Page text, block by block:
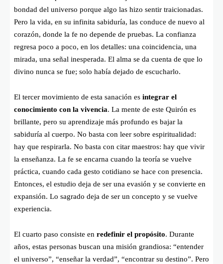
bondad del universo porque algo las hizo sentir traicionadas.
Pero la vida, en su infinita sabiduría, las conduce de nuevo al
corazón, donde la fe no depende de pruebas. La confianza
regresa poco a poco, en los detalles: una coincidencia, una
mirada, una señal inesperada. El alma se da cuenta de que lo
divino nunca se fue; solo había dejado de escucharlo.
El tercer movimiento de esta sanación es integrar el
conocimiento con la vivencia. La mente de este Quirón es
brillante, pero su aprendizaje más profundo es bajar la
sabiduría al cuerpo. No basta con leer sobre espiritualidad:
hay que respirarla. No basta con citar maestros: hay que vivir
la enseñanza. La fe se encarna cuando la teoría se vuelve
práctica, cuando cada gesto cotidiano se hace con presencia.
Entonces, el estudio deja de ser una evasión y se convierte en
expansión. Lo sagrado deja de ser un concepto y se vuelve
experiencia.
El cuarto paso consiste en redefinir el propósito. Durante
años, estas personas buscan una misión grandiosa: “entender
el universo”, “enseñar la verdad”, “encontrar su destino”. Pero